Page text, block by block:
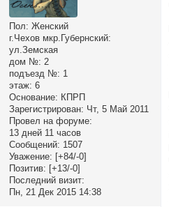
Пол: Женский
г.Чехов мкр.Губернский:
ул.Земская
дом №: 2
подъезд №: 1
этаж: 6
Основание: КПРП
Зарегистрирован: Чт, 5 Май 2011
Провел на форуме:
13 дней 11 часов
Сообщений: 1507
Уважение: [+84/-0]
Позитив: [+13/-0]
Последний визит:
Пн, 21 Дек 2015 14:38